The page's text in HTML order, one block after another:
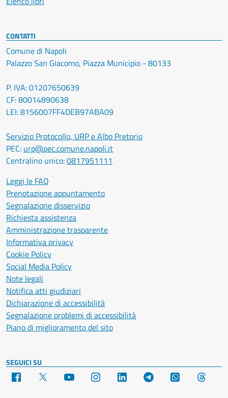
CONTATTI
Comune di Napoli
Palazzo San Giacomo, Piazza Municipio - 80133
P. IVA: 01207650639
CF: 80014890638
LEI: 8156007FF4DEB97ABA09
Servizio Protocollo, URP e Albo Pretorio
PEC: urp@pec.comune.napoli.it
Centralino unico:0817951111
Leggi le FAQ
Prenotazione appuntamento
Segnalazione disservizio
Richiesta assistenza
Amministrazione trasparente
Informativa privacy
Cookie Policy
Social Media Policy
Note legali
Notifica atti giudiziari
Dichiarazione di accessibilità
Segnalazione problemi di accessibilità
Piano di miglioramento del sito
SEGUICI SU
Facebook YouTube Instagram LinkedIn Telegram WhatsApp